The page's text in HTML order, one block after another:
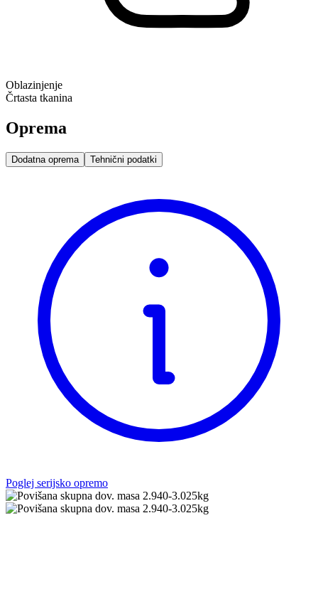
Oblazinjenje
Črtasta tkanina
Oprema
Dodatna oprema Tehnični podatki
Poglej serijsko opremo